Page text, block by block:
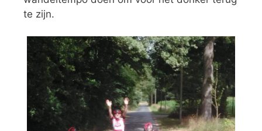
te zijn.